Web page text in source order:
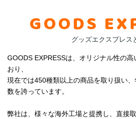
GOODS
グッズエクスプレス
GOODS EXPRESSは、オリジナル性の
おり、
現在では450種類以上の商品を取り扱い
数を誇っています。
弊社は、様々な海外工場と提携し、直接